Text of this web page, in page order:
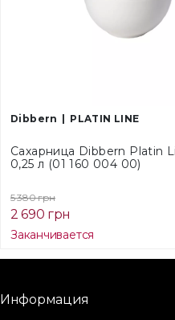
Dibbern PLATIN LINE
Сахарница Dibbern Platin
0,25 л (01 160 004 00)
5 380 грн
2 690 грн
Заканчивается
Информация